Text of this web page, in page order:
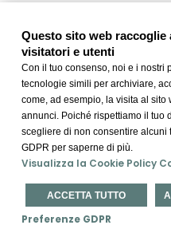
Privacy Policy
FAQ
Dichiarazione di
accessibilità
Modifica preferenze
Cookie
Realizzato daBWH Hotels Italia
Questo sito web
visitatori e utenti
Con il tuo consenso, noi e i nostri
tecnologie simili per archiviare,
come, ad esempio, la visita al
annunci. Poiché rispettiamo il tuo
scegliere di non consentire alcuni
GDPR per saperne di più.
Visualizza la Cookie Policy
ACCETTA TUTTO
Preferenze GDPR